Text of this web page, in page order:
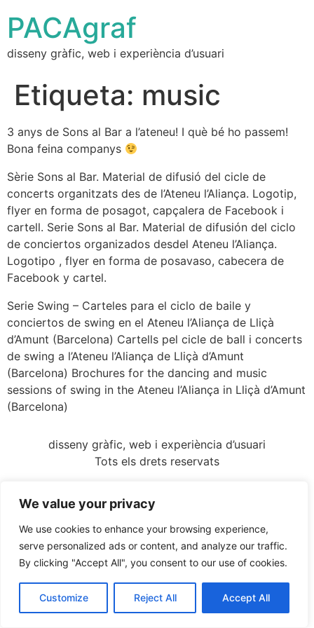
We value your privacy
We use cookies to enhance your browsing experience,
serve personalized ads or content, and analyze our traffic.
By clicking "Accept All", you consent to our use of cookies.
Customize Reject All Accept All
PACAgraf
disseny gràfic, web i experiència d’usuari
Etiqueta: music
3 anys de Sons al Bar a l’ateneu! I què bé ho passem!
Bona feina companys
Sèrie Sons al Bar. Material de difusió del cicle de
concerts organitzats des de l’Ateneu l’Aliança. Logotip,
flyer en forma de posagot, capçalera de Facebook i
cartell. Serie Sons al Bar. Material de difusión del ciclo
de conciertos organizados desdel Ateneu l’Aliança.
Logotipo , flyer en forma de posavaso, cabecera de
Facebook y cartel.
Serie Swing – Carteles para el ciclo de baile y
conciertos de swing en el Ateneu l’Aliança de Lliçà
d’Amunt (Barcelona) Cartells pel cicle de ball i concerts
de swing a l’Ateneu l’Aliança de Lliçà d’Amunt
(Barcelona) Brochures for the dancing and music
sessions of swing in the Ateneu l’Aliança in Lliçà d’Amunt
(Barcelona)
disseny gràfic, web i experiència d’usuari
Tots els drets reservats